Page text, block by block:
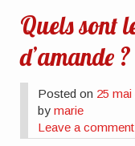
Quels sont
d’amande ?
Posted on 25 mai
bymarie
Leave a comment